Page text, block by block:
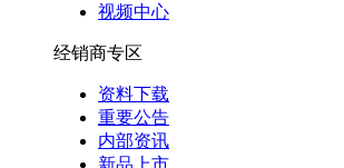
视频中心
经销商专区
资料下载
重要公告
内部资讯